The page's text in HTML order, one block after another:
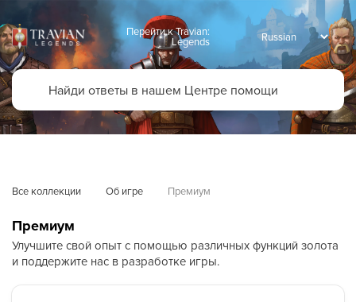
Перейти к Travian:
Legends
Все коллекции Об игре Премиум
Премиум
Улучшите свой опыт с помощью различных функций золота
и поддержите нас в разработке игры.